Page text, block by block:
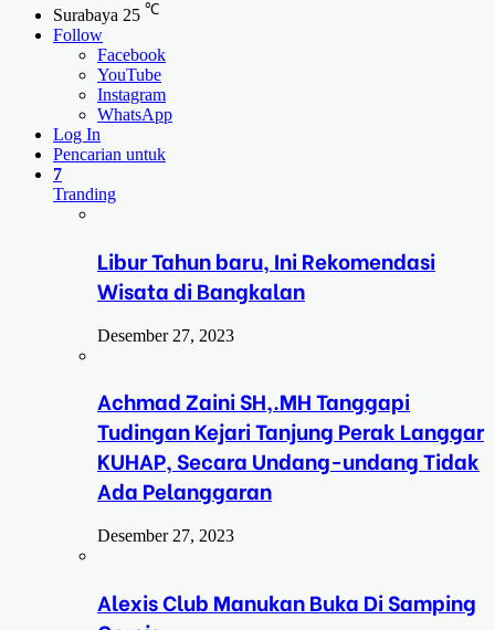
Surabaya 25 ℃
Follow
Facebook
YouTube
Instagram
WhatsApp
Log In
Pencarian untuk
7
Tranding
Libur Tahun baru, Ini Rekomendasi
Wisata di Bangkalan
Desember 27, 2023
Achmad Zaini SH,.MH Tanggapi
Tudingan Kejari Tanjung Perak Langgar
KUHAP, Secara Undang-undang Tidak
Ada Pelanggaran
Desember 27, 2023
Alexis Club Manukan Buka Di Samping